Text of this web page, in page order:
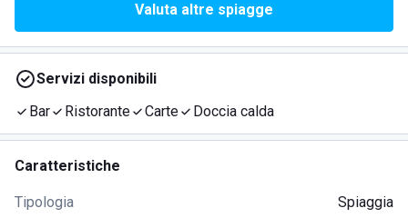
Valuta altre spiagge
Servizi disponibili
Bar
Ristorante Carte Doccia calda
Caratteristiche
Tipologia Spiaggia